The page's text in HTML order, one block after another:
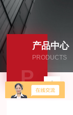
产品中心
PRODUCTS
P